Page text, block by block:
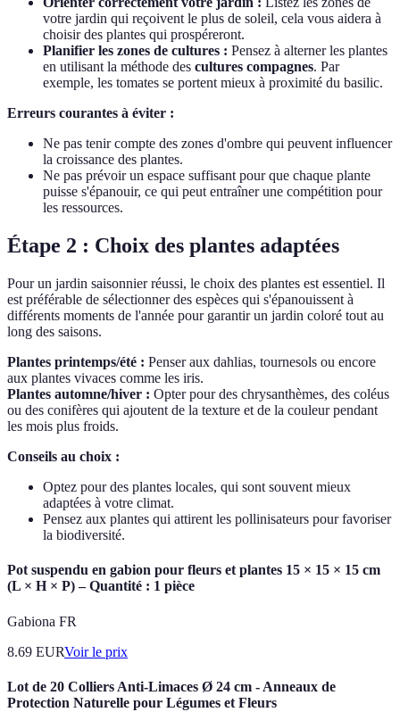
votre jardin qui reçoivent le plus de soleil, cela vous aidera à
choisir des plantes qui prospéreront.
Planifier les zones de cultures : Pensez à alterner les plantes
en utilisant la méthode des cultures compagnes. Par
exemple, les tomates se portent mieux à proximité du basilic.
Erreurs courantes à éviter :
Ne pas tenir compte des zones d'ombre qui peuvent influencer
la croissance des plantes.
Ne pas prévoir un espace suffisant pour que chaque plante
puisse s'épanouir, ce qui peut entraîner une compétition pour
les ressources.
Étape 2 : Choix des plantes adaptées
Pour un jardin saisonnier réussi, le choix des plantes est essentiel. Il
est préférable de sélectionner des espèces qui s'épanouissent à
différents moments de l'année pour garantir un jardin coloré tout au
long des saisons.
Plantes printemps/été : Penser aux dahlias, tournesols ou encore
aux plantes vivaces comme les iris.
Plantes automne/hiver : Opter pour des chrysanthèmes, des coléus
ou des conifères qui ajoutent de la texture et de la couleur pendant
les mois plus froids.
Conseils au choix :
Optez pour des plantes locales, qui sont souvent mieux
adaptées à votre climat.
Pensez aux plantes qui attirent les pollinisateurs pour favoriser
la biodiversité.
Pot suspendu en gabion pour fleurs et plantes 15 × 15 × 15 cm
(L × H × P) – Quantité : 1 pièce
Gabiona FR
8.69 EURVoir le prix
Lot de 20 Colliers Anti-Limaces Ø 24 cm - Anneaux de
Protection Naturelle pour Légumes et Fleurs